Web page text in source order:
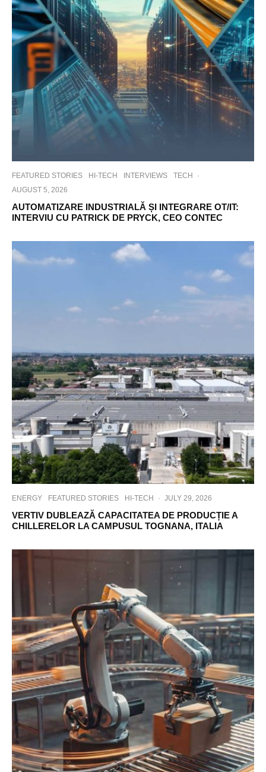
FEATURED STORIES HI-TECH INTERVIEWS TECH
·
AUGUST 5, 2026
AUTOMATIZARE INDUSTRIALĂ ȘI INTEGRARE OT/IT:
INTERVIU CU PATRICK DE PRYCK, CEO CONTEC
ENERGY FEATURED STORIES HI-TECH · JULY 29, 2026
VERTIV DUBLEAZĂ CAPACITATEA DE PRODUCȚIE A
CHILLERELOR LA CAMPUSUL TOGNANA, ITALIA